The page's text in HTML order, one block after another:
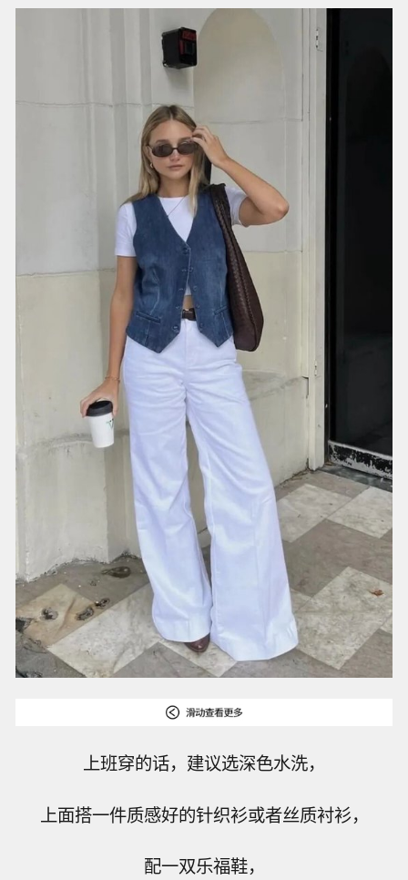
上班穿的话，建议选深色水洗，
上面搭一件质感好的针织衫或者丝质衬衫，
配一双乐福鞋，